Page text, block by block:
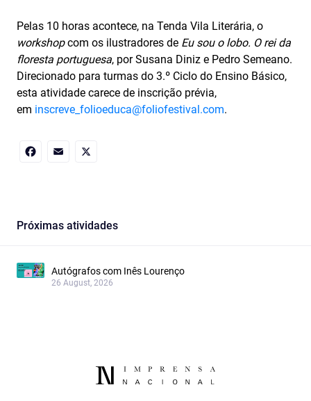
Pelas 10 horas acontece, na Tenda Vila Literária, o
workshopcom os ilustradores de Eu sou o lobo. O rei da
floresta portuguesa, por Susana Diniz e Pedro Semeano.
Direcionado para turmas do 3.º Ciclo do Ensino Básico,
esta atividade carece de inscrição prévia,
em inscreve_folioeduca@foliofestival.com.
Próximas atividades
Autógrafos com Inês Lourenço
26 August, 2026